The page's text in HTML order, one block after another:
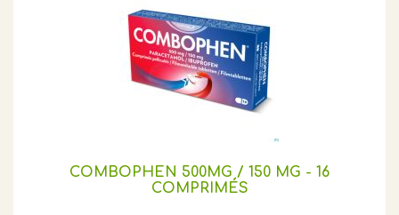
COMBOPHEN 500MG / 150 MG - 16
COMPRIMÉS